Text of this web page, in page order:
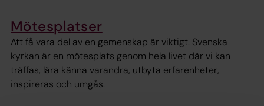
Mötesplatser
Att få vara del av en gemenskap är viktigt. Svenska
kyrkan är en mötesplats genom hela livet där vi kan
träffas, lära känna varandra, utbyta erfarenheter,
inspireras och umgås.